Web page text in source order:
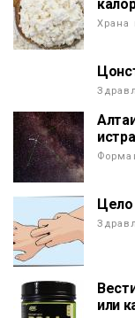
Храна
или